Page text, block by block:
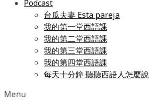
Podcast
台瓜夫妻 Esta pareja
我的第一堂西語課
我的第二堂西語課
我的第三堂西語課
我的第四堂西語課
每天十分鐘 聽聽西語人怎麼說
Menu